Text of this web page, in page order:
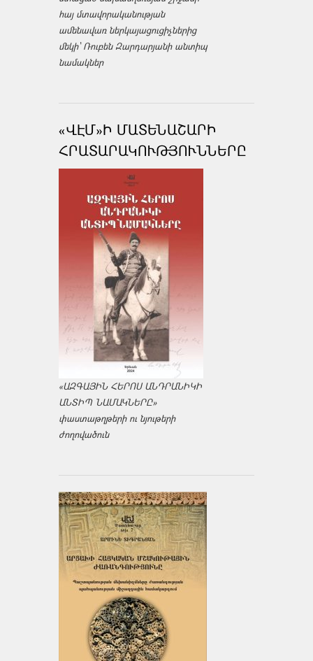
հայ մտավորականության
ամենավառ ներկայացուցիչներից
մեկի՝ Ռուբեն Զարդարյանի անտիպ
նամակներ
«ՎԷՄ»Ի ՄԱՏԵՆԱՇԱՐԻ
ՀՐԱՏԱՐԱԿՈՒԹՅՈՒՆՆԵՐԸ
«ԱԶԳԱՅԻՆ ՀԵՐՈՍ ԱՆԴՐԱՆԻԿԻ
ԱՆՏԻՊ ՆԱՄԱԿՆԵՐԸ»
փաստաթղթերի ու նյութերի
ժողովածուն